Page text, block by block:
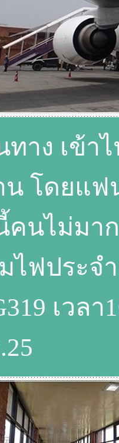
ทาง เข้า
น โดยแฟ
นไม่มา
มไฟประ
เวล